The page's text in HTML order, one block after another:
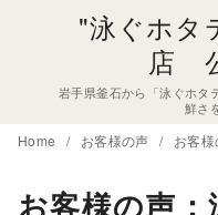
"泳ぐホタ
店
岩手県釜石から「泳ぐホタ
鮮さ
Home お客様の声 お客様
お客様の声